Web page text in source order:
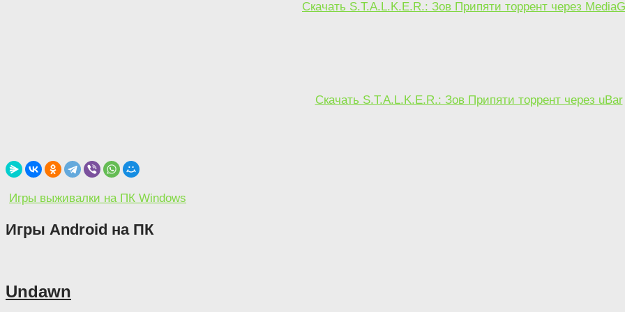
Скачать S.T.A.L.K.E.R.: Зов Припяти торрент через
Скачать S.T.A.L.K.E.R.: Зов Припяти торрент через uBar
Игры выживалки на ПК Windows
Игры Android на ПК
Undawn